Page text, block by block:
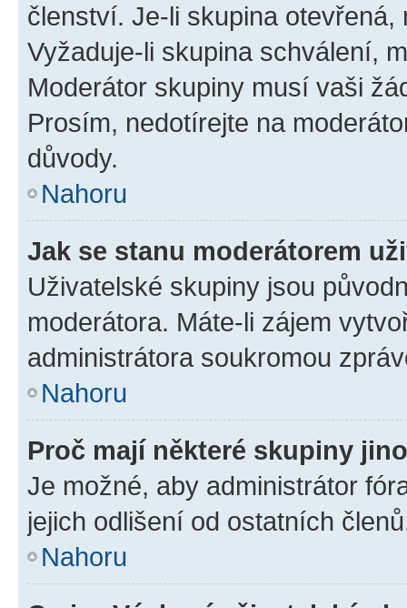
členství. Je-li skupina
Vyžaduje-li skupina schválení,
Moderátor skupiny musí vaši
Prosím, nedotírejte na
důvody.
Nahoru
Jak se stanu moderátorem
Uživatelské skupiny jsou
moderátora. Máte-li zájem
administrátora soukromou
Nahoru
Proč mají některé skupiny
Je možné, aby administrátor
jejich odlišení od ostatních
Nahoru